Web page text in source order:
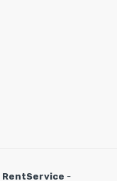
RentService -